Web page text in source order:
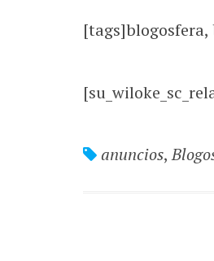
anuncios,